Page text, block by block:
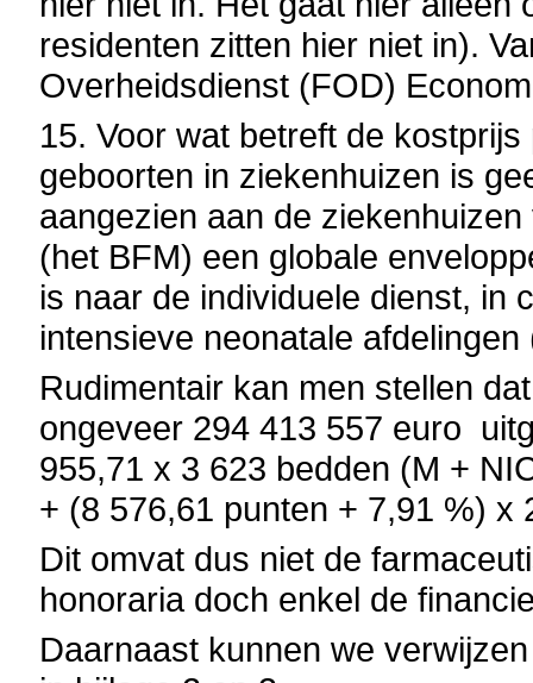
residenten zitten hier niet in).
Overheidsdienst (FOD)
15. Voor wat betreft de
geboorten in ziekenhuizen is
aangezien aan de
(het BFM) een globale
is naar de individuele dienst, in
intensieve neonatale afdelingen
Rudimentair kan men stellen
ongeveer 294 413 557 euro
955,71 x 3 623 bedden (M +
+ (8 576,61 punten + 7,91 %) x
Dit omvat dus niet de
honoraria doch enkel de
Daarnaast kunnen we